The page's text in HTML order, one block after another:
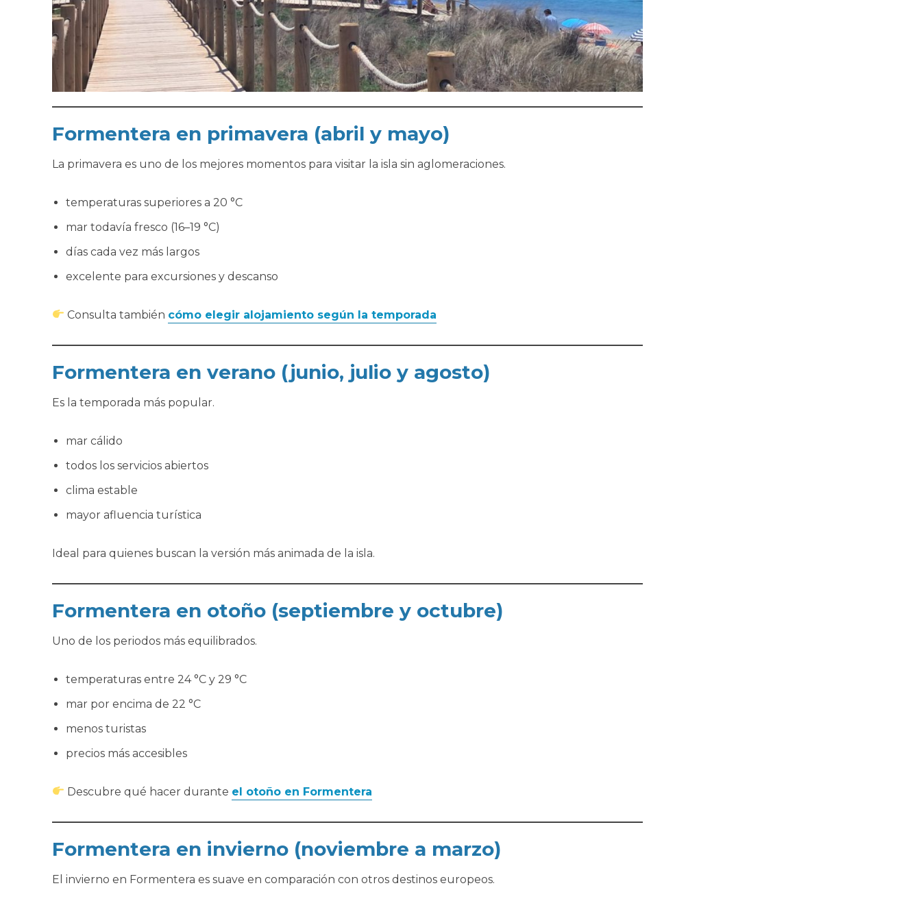
Formentera en primavera (abril y mayo)
La primavera es uno de los mejores momentos para visitar la isla sin aglomeraciones.
temperaturas superiores a 20 °C
mar todavía fresco (16–19 °C)
días cada vez más largos
excelente para excursiones y descanso
Consulta también cómo elegir alojamiento según la temporada
Formentera en verano (junio, julio y agosto)
Es la temporada más popular.
mar cálido
todos los servicios abiertos
clima estable
mayor afluencia turística
Ideal para quienes buscan la versión más animada de la isla.
Formentera en otoño (septiembre y octubre)
Uno de los periodos más equilibrados.
temperaturas entre 24 °C y 29 °C
mar por encima de 22 °C
menos turistas
precios más accesibles
Descubre qué hacer durante el otoño en Formentera
Formentera en invierno (noviembre a marzo)
El invierno en Formentera es suave en comparación con otros destinos europeos.